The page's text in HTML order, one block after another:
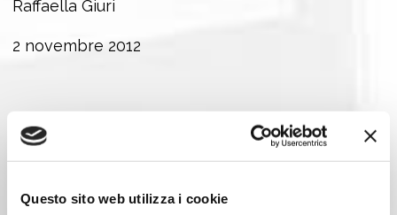
Questo sito web utilizza i cookie
Raffaella Giuri
2 novembre 2012
Foto di